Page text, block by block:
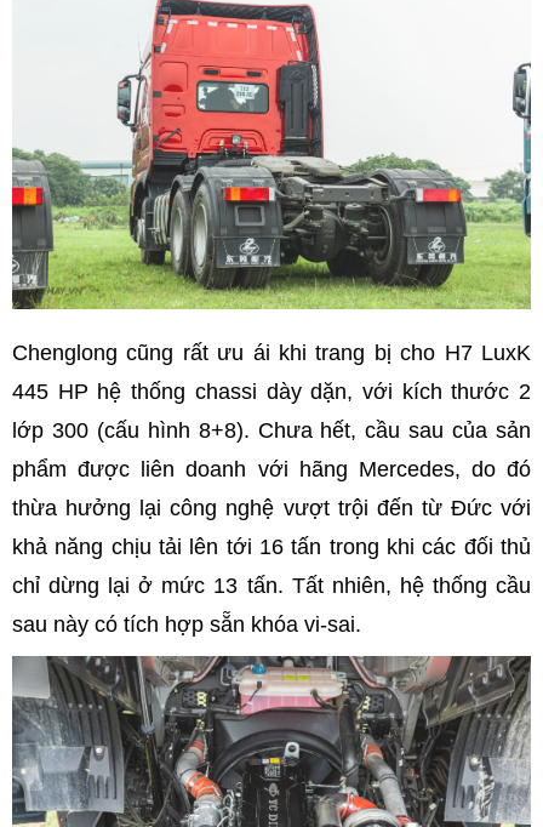
Chenglong cũng rất ưu ái khi trang bị cho H7 LuxK
445 HP hệ thống chassi dày dặn, với kích thước 2
lớp 300 (cấu hình 8+8). Chưa hết, cầu sau của sản
phẩm được liên doanh với hãng Mercedes, do đó
thừa hưởng lại công nghệ vượt trội đến từ Đức với
khả năng chịu tải lên tới 16 tấn trong khi các đối thủ
chỉ dừng lại ở mức 13 tấn. Tất nhiên, hệ thống cầu
sau này có tích hợp sẵn khóa vi-sai.